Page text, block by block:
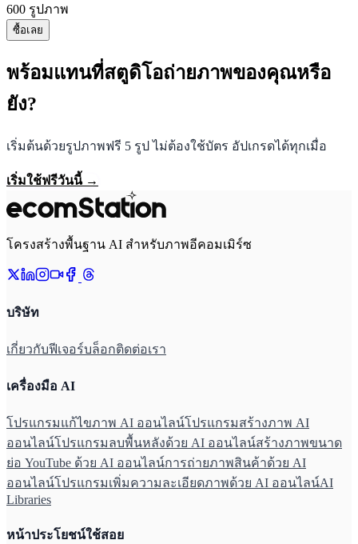
600 รูปภาพ
ซื้อเลย
พร้อมแทนที่สตูดิโอถ่ายภาพของคุณหรือ
ยัง?
เริ่มต้นด้วยรูปภาพฟรี 5 รูป ไม่ต้องใช้บัตร อัปเกรดได้ทุกเมื่อ
เริ่มใช้ฟรีวันนี้→
โครงสร้างพื้นฐาน AI สำหรับภาพอีคอมเมิร์ซ
บริษัท
เกี่ยวกับฟีเจอร์บล็อกติดต่อเรา
เครื่องมือ AI
โปรแกรมแก้ไขภาพ AI ออนไลน์โปรแกรมสร้างภาพ AI
ออนไลน์โปรแกรมลบพื้นหลังด้วย AI ออนไลน์สร้างภาพขนาด
ย่อ YouTube ด้วย AI ออนไลน์การถ่ายภาพสินค้าด้วย AI
ออนไลน์โปรแกรมเพิ่มความละเอียดภาพด้วย AI ออนไลน์AI
Libraries
หน้าประโยชน์ใช้สอย